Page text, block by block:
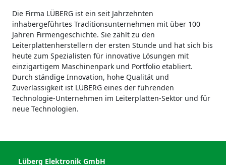
Die Firma LÜBERG ist ein seit Jahrzehnten
inhabergeführtes Traditionsunternehmen mit über 100
Jahren Firmengeschichte. Sie zählt zu den
Leiterplattenherstellern der ersten Stunde und hat sich bis
heute zum Spezialisten für innovative Lösungen mit
einzigartigem Maschinenpark und Portfolio etabliert.
Durch ständige Innovation, hohe Qualität und
Zuverlässigkeit ist LÜBERG eines der führenden
Technologie-Unternehmen im Leiterplatten-Sektor und für
neue Technologien.
Lüberg Elektronik GmbH